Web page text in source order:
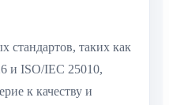
таких как
и ISO/IEC 25010,
к качеству и